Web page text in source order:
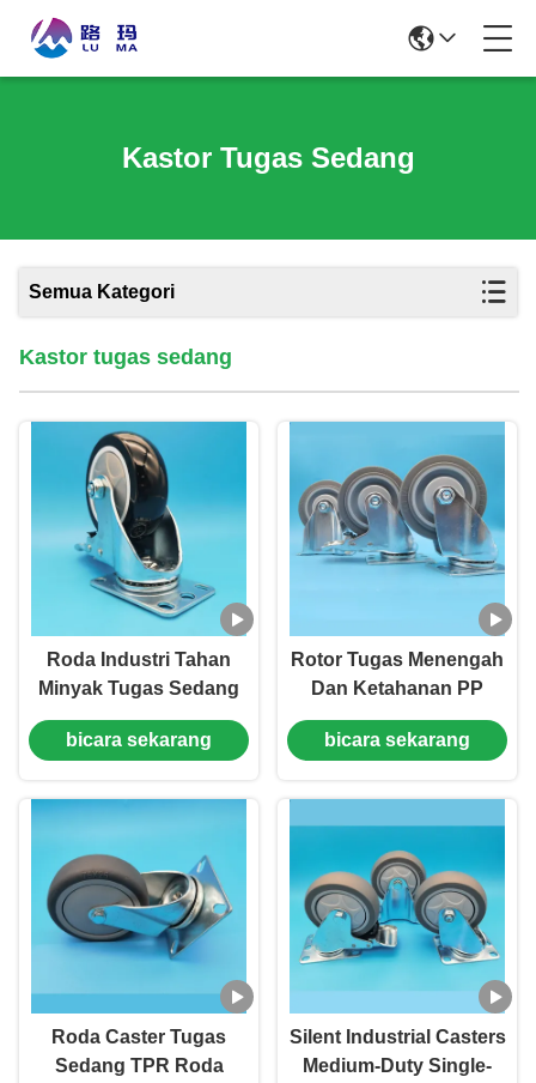
Kastor Tugas Sedang
Semua Kategori
Kastor tugas sedang
Roda Industri Tahan
Minyak Tugas Sedang
Sumbu Tunggal Roda
TPU Roda Tunggal 5"
Dikunci untuk Kursi
bicara sekarang
Rotor Tugas Menengah
Dan Ketahanan PP
Roda Roda Industri
4"/5"/6"/8" Inci Roda
Untuk Tempat Tidur
Rumah Sakit Kereta
Medis
bicara sekarang
Roda Caster Tugas
Sedang TPR Roda
Silent Industrial Casters
Medium-Duty Single-